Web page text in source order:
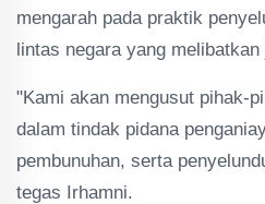
mengarah pada praktik
lintas negara yang
"Kami akan mengusut pihak-
dalam tindak pidana
pembunuhan, serta
tegas Irhamni.